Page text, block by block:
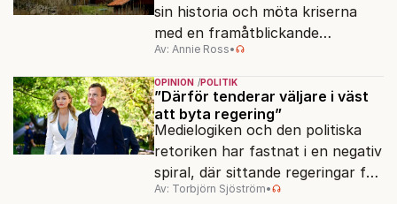
sin historia och möta kriserna
med en framåtblickande
strukturpolitik för att göra
Sverige långsiktigt hållbart,
jämlikt och kriståligt.
Av: Annie Ross•
OPINION POLITIK
”Därför tenderar väljare i väst
att byta regering”
Medielogiken och den politiska
retoriken har fastnat i en negativ
spiral, där sittande regeringar får
klä skott för sådant som går
Av: Torbjörn Sjöström•